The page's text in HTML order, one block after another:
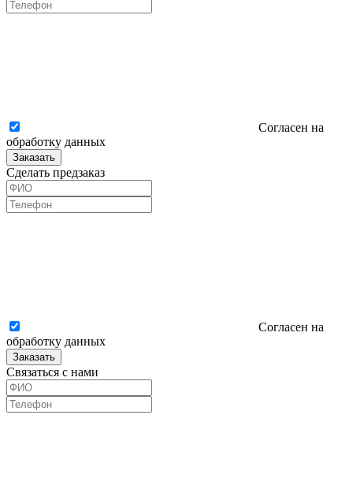
Согласен на
обработку данных
Заказать
Сделать предзаказ
Согласен на
обработку данных
Заказать
Связаться с нами